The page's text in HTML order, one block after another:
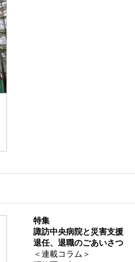
特集
諏訪中央病院と災害支援
退任、退職のごあいさつ
＜連載コラム＞